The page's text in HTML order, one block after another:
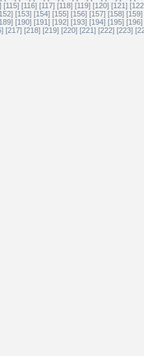
[115] [116] [117] [118] [119] [120] [121]
[153] [154] [155] [156] [157] [158] [159]
[190] [191] [192] [193] [194] [195] [196]
[217] [218] [219] [220] [221] [222] [223]